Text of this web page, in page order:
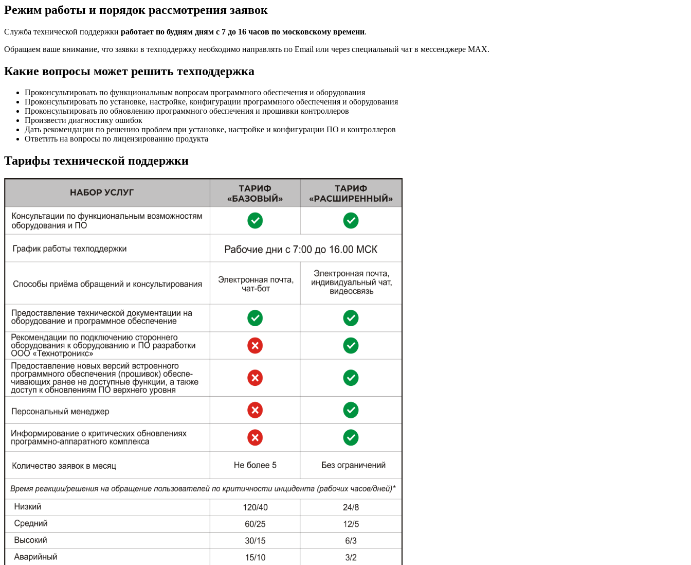
Режим работы и порядок рассмотрения заявок
Служба технической поддержки работает по будням дням с 7 до 16 часов по московскому времени.
Обращаем ваше внимание, что заявки в техподдержку необходимо направлять по Email или через специальный чат в мессенджере МАХ.
Какие вопросы может решить техподдержка
Проконсультировать по функциональным вопросам программного обеспечения и оборудования
Проконсультировать по установке, настройке, конфигурации программного обеспечения и оборудования
Проконсультировать по обновлению программного обеспечения и прошивки контроллеров
Произвести диагностику ошибок
Дать рекомендации по решению проблем при установке, настройке и конфигурации ПО и контроллеров
Ответить на вопросы по лицензированию продукта
Тарифы технической поддержки